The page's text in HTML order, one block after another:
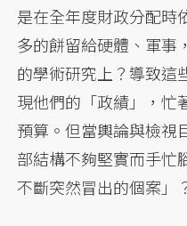
是在全年度財政分配時
多的餅留給硬體、軍事
的學術研究上？導致這
現他們的「政績」，忙
預算。但當輿論與檢視
部結構不夠堅實而手忙
不斷突然冒出的個案」